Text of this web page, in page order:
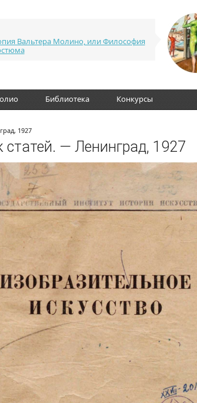
Вальтера Молино, или Философия
Библиотека Конкурсы
1927
статей. — Ленинград, 1927